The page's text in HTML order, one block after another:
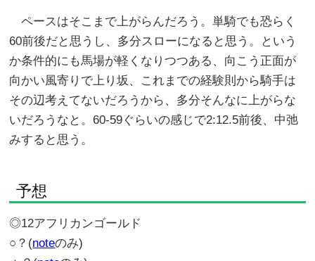
ペースはそこまで上がらんだろう。単騎でも恐らく
60前後だと思うし、多分スローになると思う。という
か条件的にも馬場が軽くなりつつある、向こう正面が
向かい風寄りで上り坂、これまでの経験則から騎手は
その辺考えてないだろうから、多分そんなに上がらな
いだろうなと。60-59ぐらいの感じで2:12.5前後、中弛
みすると思う。
予想
◎12アフリカンゴールド
○？(noteのみ)